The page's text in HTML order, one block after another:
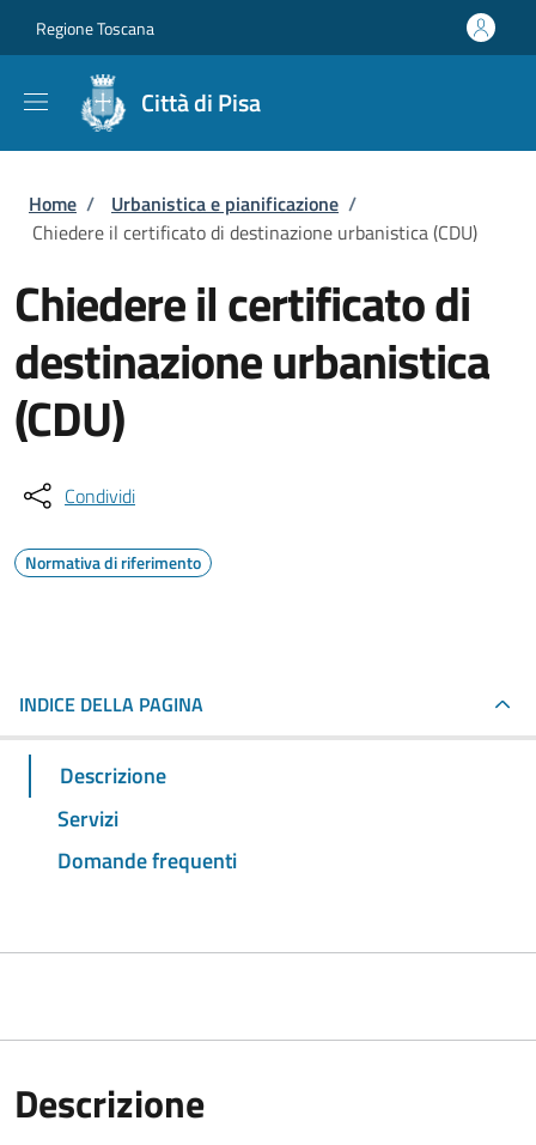
Regione Toscana
Città di Pisa
Briciole di pane
Home / Urbanistica e pianificazione /
Chiedere il certificato di destinazione urbanistica (CDU)
Chiedere il certificato di
destinazione urbanistica
(CDU)
Condividi
Normativa di riferimento
INDICE DELLA PAGINA
Descrizione
Servizi
Domande frequenti
Descrizione